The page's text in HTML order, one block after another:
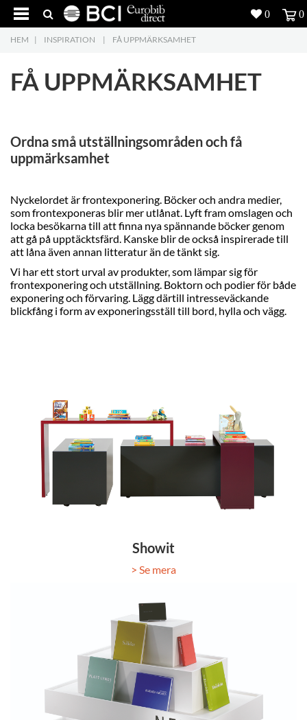
Produkter
Projekt
Nedladdning
5
Kontakt
HEM | INSPIRATION | FÅ UPPMÄRKSAMHET
FÅ UPPMÄRKSAMHET
Ordna små utställningsområden och få
uppmärksamhet
Nyckelordet är frontexponering. Böcker och andra medier,
som frontexponeras blir mer utlånat. Lyft fram omslagen och
locka besökarna till att finna nya spännande böcker genom
att gå på upptäcktsfärd. Kanske blir de också inspirerade till
att låna även annan litteratur än de tänkt sig.
Vi har ett stort urval av produkter, som lämpar sig för
frontexponering och utställning. Boktorn och podier för både
exponering och förvaring. Lägg därtill intresseväckande
blickfång i form av exponeringsställ till bord, hylla och vägg.
Showit
> Se mera
0 0